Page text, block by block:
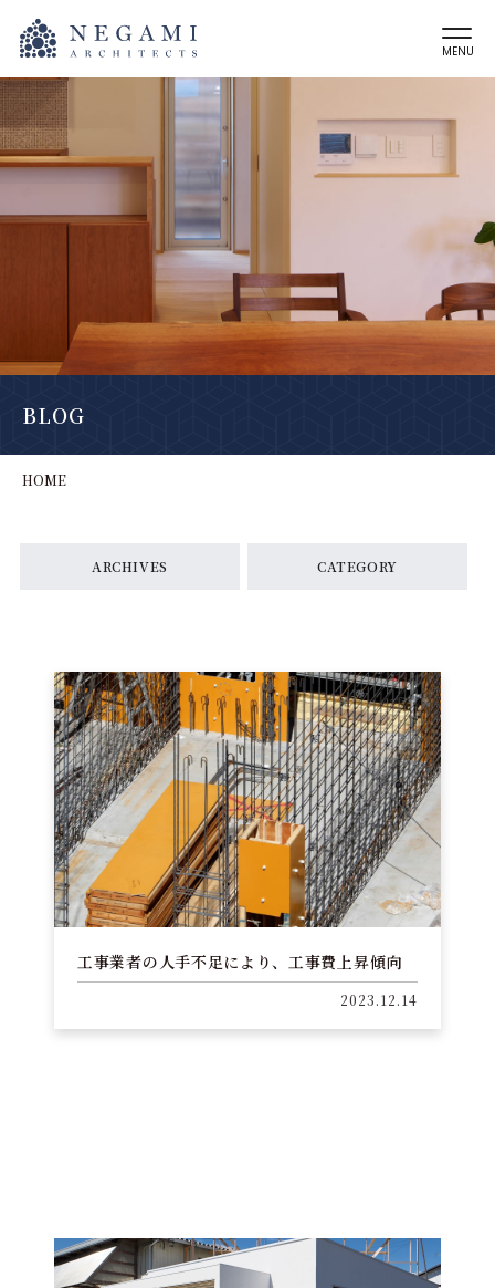
MENU
BLOG
HOME
ARCHIVES CATEGORY
工事業者の人手不足により、工事費上昇傾向
2023.12.14